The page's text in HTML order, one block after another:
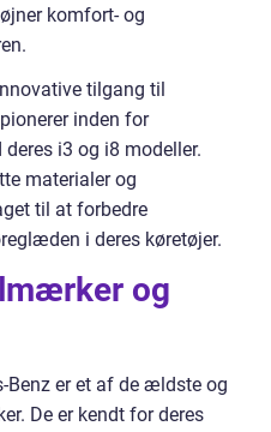
komfort- og
tilgang til
inden for
i3 og i8 modeller.
materialer og
til at forbedre
i deres køretøjer.
og
Benz er et af de ældste og
De er kendt for deres